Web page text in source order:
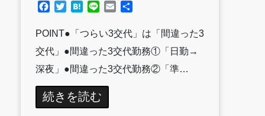
Facebook
TwitterHatena
Line Email
POINT●「つらい3交代」は「間違った3
交代」●間違った3交代勤務①「日勤→
深夜」●間違った3交代勤務②「準…
続きを読む